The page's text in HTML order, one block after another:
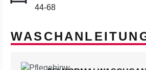
44-68